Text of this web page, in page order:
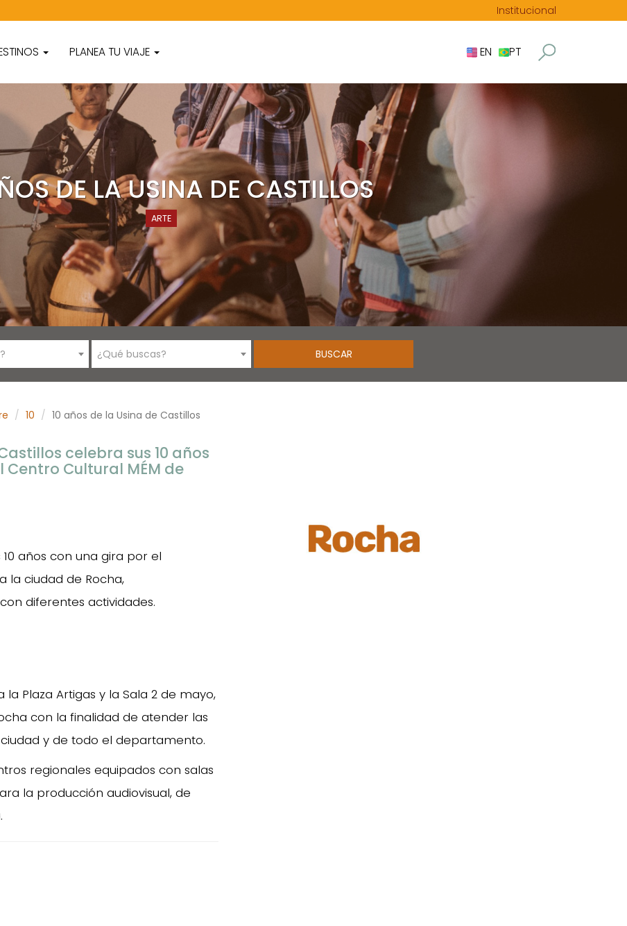
Institucional
PLANEA TU VIAJE EN PT
DE LA USINA DE CASTILLOS
ARTE
¿Qué buscas?
10 10 años de la Usina de Castillos
celebra sus 10 años
Cultural MÉM de
años con una gira por el
la ciudad de Rocha,
diferentes actividades.
la Plaza Artigas y la Sala 2 de mayo,
con la finalidad de atender las
y de todo el departamento.
regionales equipados con salas
la producción audiovisual, de